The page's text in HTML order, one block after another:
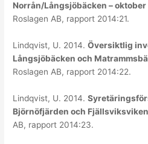
Norrån/Långsjöbäcken – oktober
Roslagen AB, rapport 2014:21.
Lindqvist, U. 2014.Översiktlig
Långsjöbäcken och
Roslagen AB, rapport 2014:22.
Lindqvist, U. 2014.
Björnöfjärden och
AB, rapport 2014:23.